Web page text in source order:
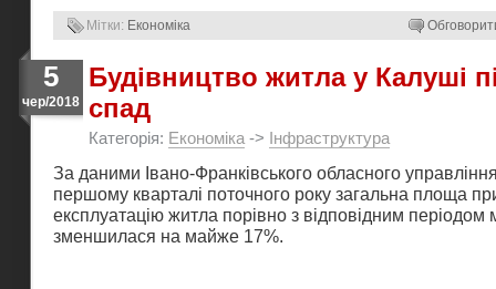
Мітки: Економіка
5
чер/2018
Будівництво житла у Калуші
спад
Категорія: Економіка -> Інфраструктура
За даними Івано-Франківського обласного
першому кварталі поточного року загальна площа
експлуатацію житла порівно з відповідним періодом
зменшилася на майже 17%.